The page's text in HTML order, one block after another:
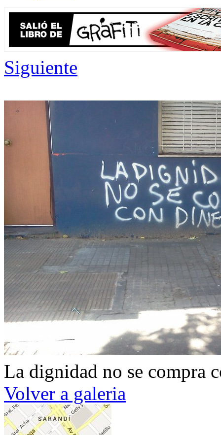
Siguiente
La dignidad no se compra
Volver a galeria